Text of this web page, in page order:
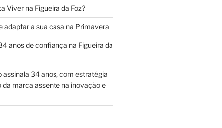
Viver na Figueira da Foz?
adaptar a sua casa na Primavera
anos de confiança na Figueira da
assinala 34 anos, com estratégia
da marca assente na inovação e